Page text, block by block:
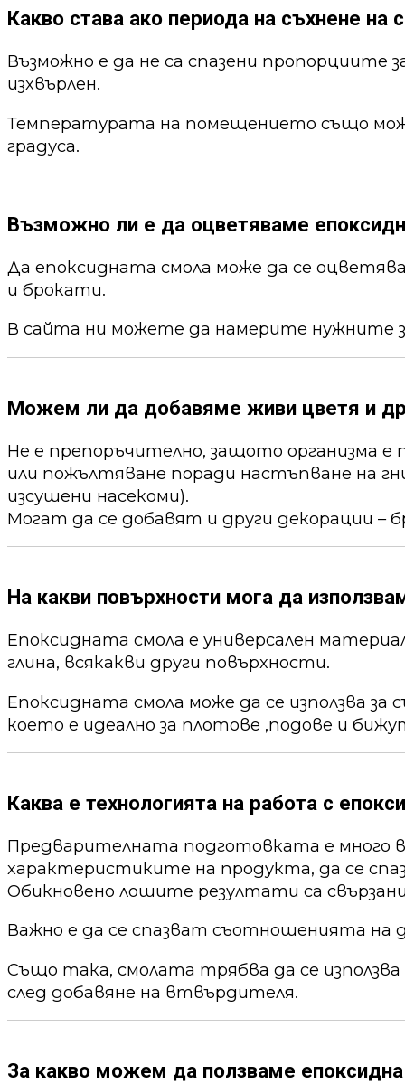
Какво става ако периода на съхнене
Възможно е да не са спазени пропорциите
изхвърлен.
Температурата на помещението също
градуса.
Възможно ли е да оцветяваме
Да епоксидната смола може да се
и брокати.
В сайта ни можете да намерите нужните
Можем ли да добавяме живи цветя и
Не е препоръчително, защото организма
или пожълтяване поради настъпване на
изсушени насекоми).
Могат да се добавят и други декорации –
На какви повърхности мога да
Епоксидната смола е универсален
глина, всякакви други повърхности.
Епоксидната смола може да се използва за
което е идеално за плотове ,подове и
Каква е технологията на работа с
Предварителната подготовката е много
характеристиките на продукта, да се
Обикновено лошите резултати са
Важно е да се спазват съотношенията на
Също така, смолата трябва да се
след добавяне на втвърдителя.
За какво можем да ползваме